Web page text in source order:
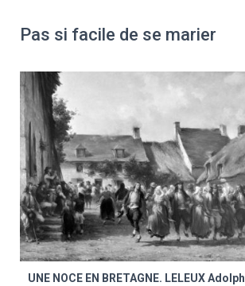
Pas si facile de se marier
UNE NOCE EN BRETAGNE. LELEUX